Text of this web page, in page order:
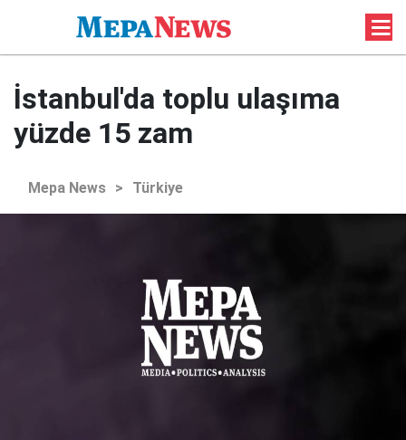
İstanbul'da toplu ulaşıma
yüzde 15 zam
Mepa News > Türkiye